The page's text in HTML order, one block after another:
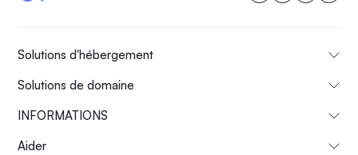
Solutions d'hébergement
Solutions de domaine
INFORMATIONS
Aider